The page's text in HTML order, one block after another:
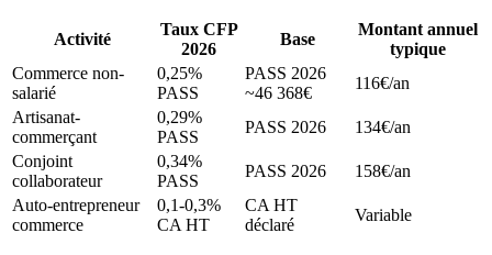
Activité
Taux CFP
2026
Base
Montant annuel
typique
Commerce non-
salarié
0,25%
PASS
PASS 2026
~46 368€
116€/an
Artisanat-
commerçant
0,29%
PASS
PASS 2026
134€/an
Conjoint
collaborateur
0,34%
PASS
PASS 2026
158€/an
Auto-entrepreneur
commerce
0,1-0,3%
CA HT
CA HT
déclaré
Variable